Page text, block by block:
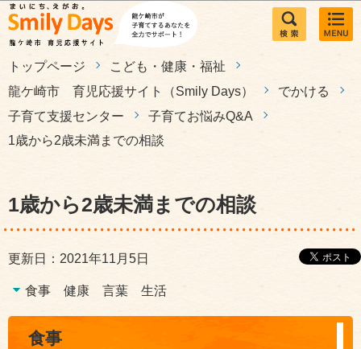
このページの本文へ移動
トップページ
こども・健康・福祉
龍ケ崎市 育児応援サイト（Smily Days）
でかける
子育て支援センター
子育てお悩みQ&A
1歳から2歳未満までの相談
1歳から2歳未満までの相談
更新日：2021年11月5日
食事 健康 言葉 生活
食事